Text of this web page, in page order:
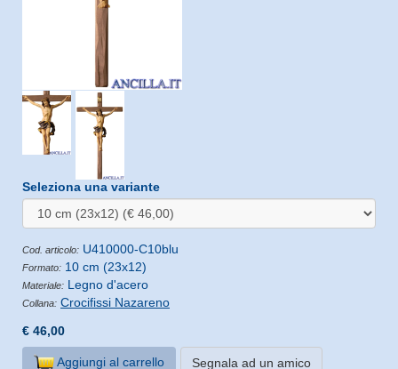
Seleziona una variante
Cod. articolo: U410000-C10blu
Formato: 10 cm (23x12)
Materiale: Legno d'acero
Collana: Crocifissi Nazareno
€ 46,00
Aggiungi al carrello Segnala ad un amico